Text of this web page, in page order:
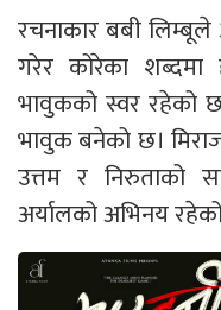
रचनाकार बबी लिम्बूले
गरेर कोरेका
भावुकको स्वर रहेको
भावुक बनेको छ।
उत्तम र निरुताको
अर्यालको अभिनय